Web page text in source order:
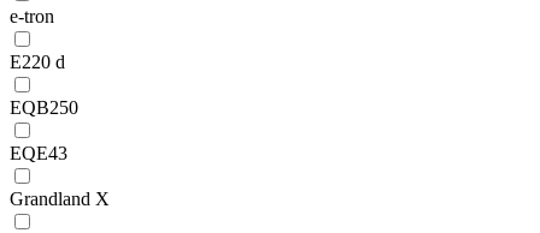
e-tron
E220 d
EQB250
EQE43
Grandland X